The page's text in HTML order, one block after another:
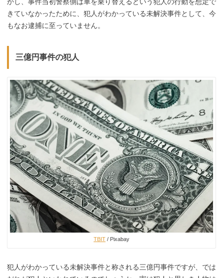
きていなかったために、犯人がわかっている未解決事件として、今
もなお逮捕に至っていません。
三億円事件の犯人
TBIT / Pixabay
犯人がわかっている未解決事件と称される三億円事件ですが、では